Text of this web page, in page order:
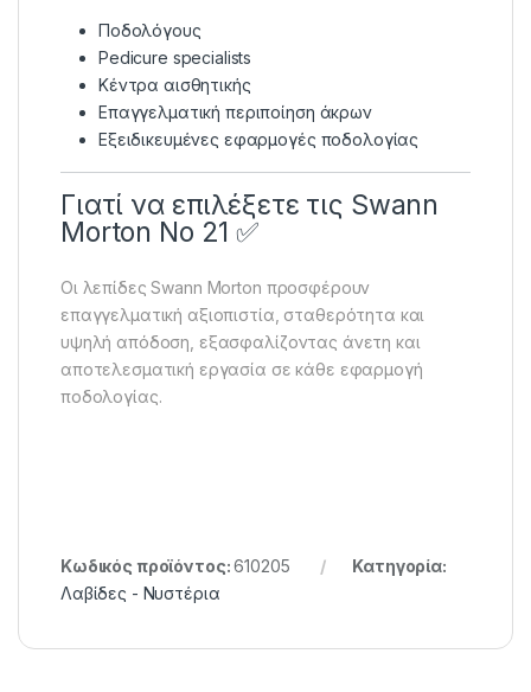
Ποδολόγους
Pedicure specialists
Κέντρα αισθητικής
Επαγγελματική περιποίηση άκρων
Εξειδικευμένες εφαρμογές ποδολογίας
Γιατί να επιλέξετε τις Swann
Morton No 21 ✅
Οι λεπίδες Swann Morton προσφέρουν
επαγγελματική αξιοπιστία, σταθερότητα και
υψηλή απόδοση, εξασφαλίζοντας άνετη και
αποτελεσματική εργασία σε κάθε εφαρμογή
ποδολογίας.
Κωδικός προϊόντος:610205
Κατηγορία:
Λαβίδες - Νυστέρια